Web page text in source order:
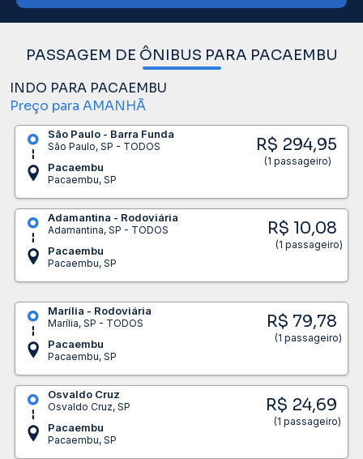
PASSAGEM DE ÔNIBUS PARA PACAEMBU
INDO PARA PACAEMBU
Preço para AMANHÃ
São Paulo - Barra Funda
São Paulo, SP - TODOS
Pacaembu
Pacaembu, SP
R$ 294,95
(1 passageiro)
Adamantina - Rodoviária
Adamantina, SP - TODOS
Pacaembu
Pacaembu, SP
R$ 10,08
(1 passageiro)
Marília - Rodoviária
Marília, SP - TODOS
Pacaembu
Pacaembu, SP
R$ 79,78
(1 passageiro)
Osvaldo Cruz
Osvaldo Cruz, SP
Pacaembu
Pacaembu, SP
R$ 24,69
(1 passageiro)